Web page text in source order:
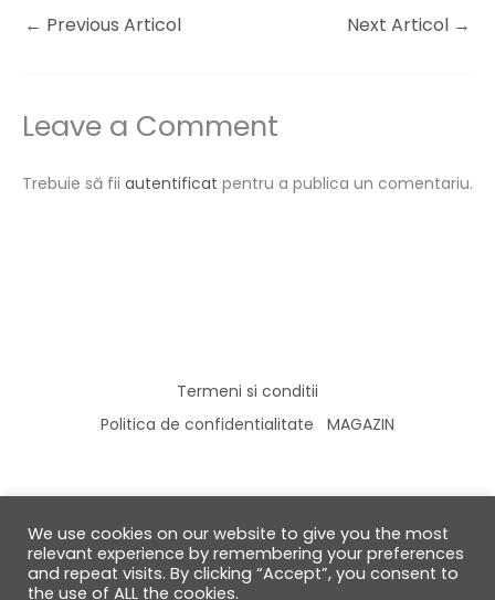
← Previous Articol Next Articol →
Leave a Comment
Trebuie să fii autentificat pentru a publica un comentariu.
Termeni si conditii
Politica de confidentialitate
MAGAZIN
© 2026 GabiRalea.ro | DIY & Living
We use cookies on our website to give you the most
relevant experience by remembering your preferences
and repeat visits. By clicking “Accept”, you consent to
the use of ALL the cookies.